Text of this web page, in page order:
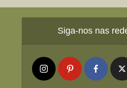
Siga-nos nas